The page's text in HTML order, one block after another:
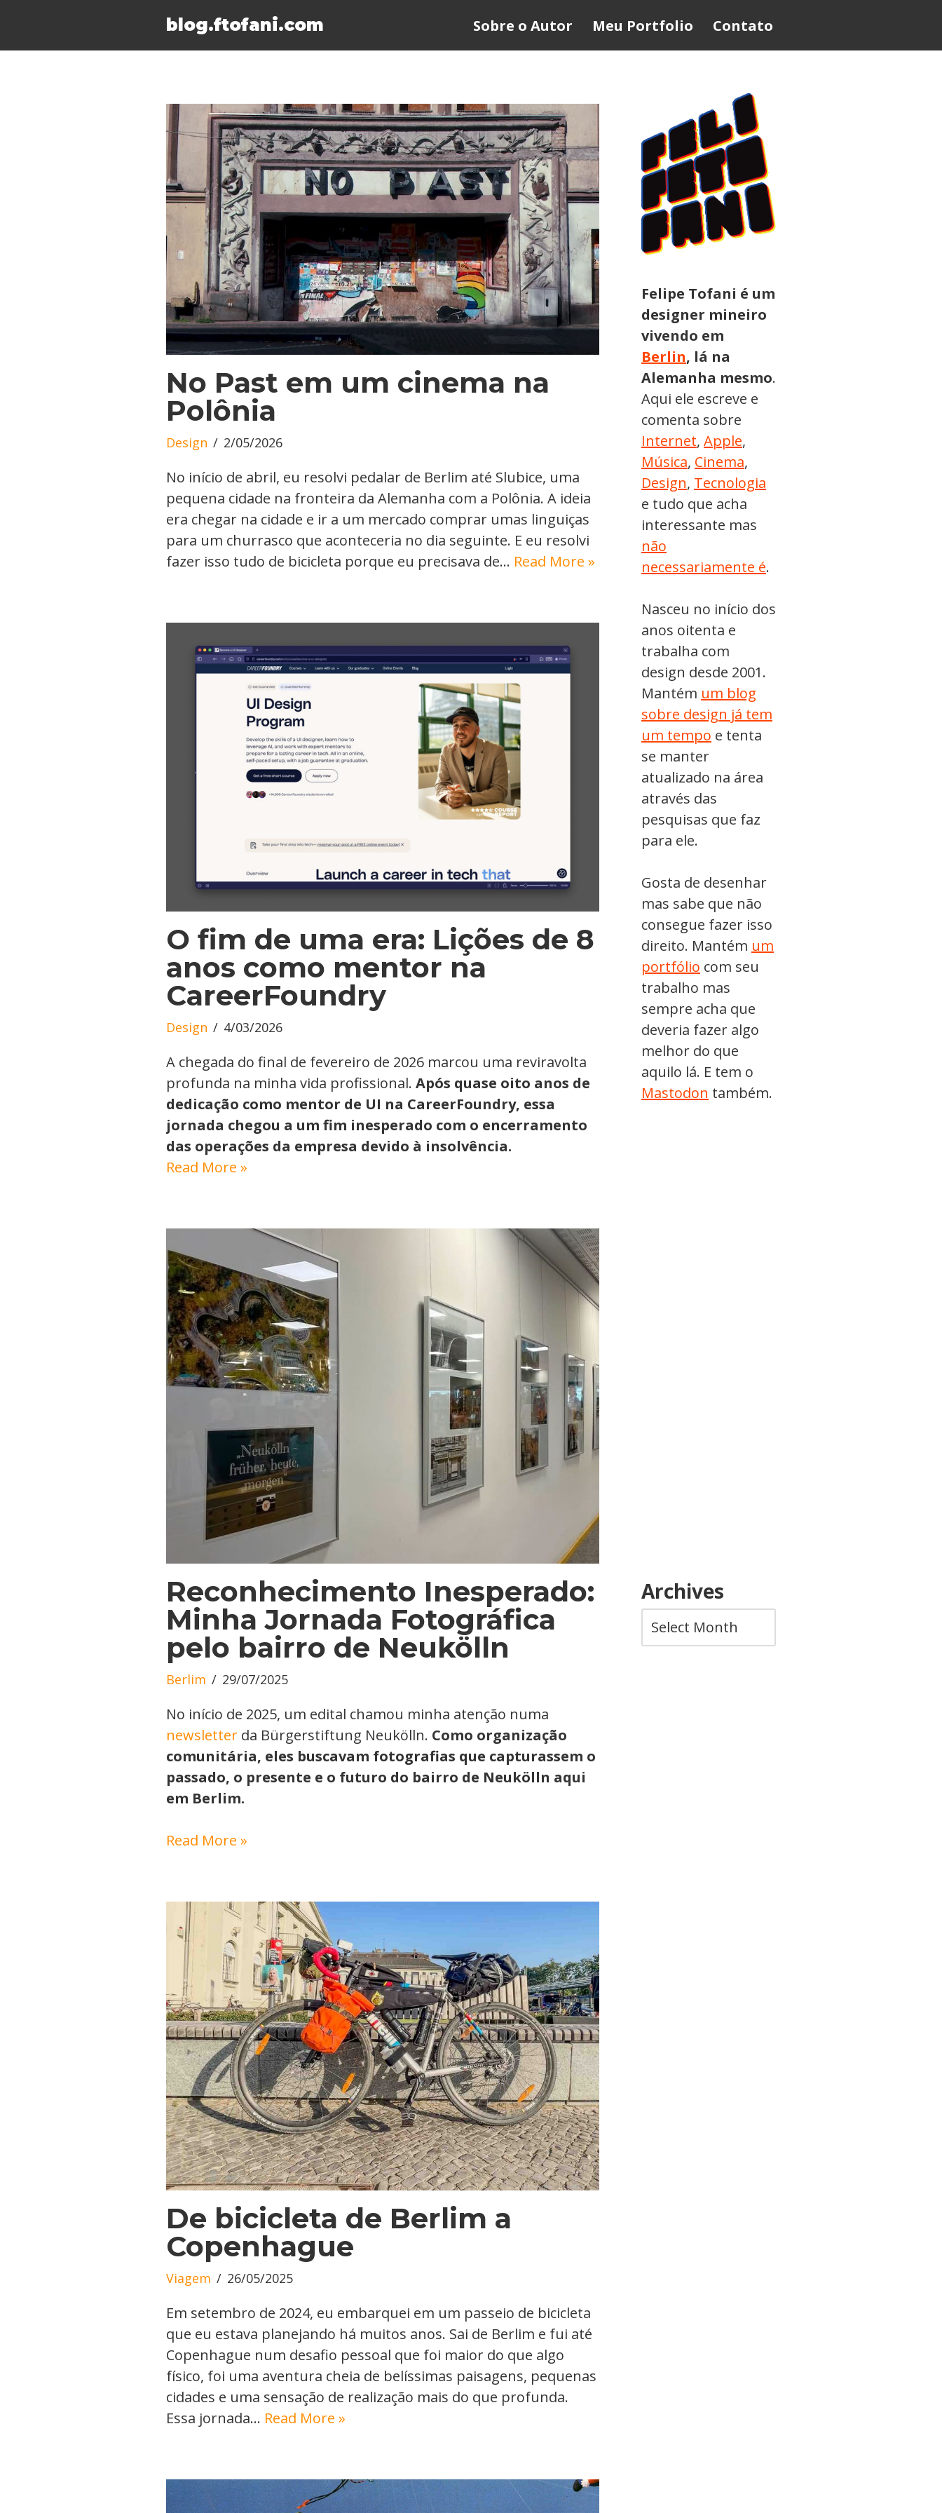
blog.ftofani.com Sobre o Autor Meu Portfolio Contato
No Past em um cinema na
Polônia
Design 2/05/2026
No início de abril, eu resolvi pedalar de Berlim até Slubice, uma
pequena cidade na fronteira da Alemanha com a Polônia. A ideia
era chegar na cidade e ir a um mercado comprar umas linguiças
para um churrasco que aconteceria no dia seguinte. E eu resolvi
fazer isso tudo de bicicleta porque eu precisava de… Read More »
O fim de uma era: Lições de 8
anos como mentor na
CareerFoundry
Design 4/03/2026
A chegada do final de fevereiro de 2026 marcou uma reviravolta
profunda na minha vida profissional. Após quase oito anos de
dedicação como mentor de UI na CareerFoundry, essa
jornada chegou a um fim inesperado com o encerramento
das operações da empresa devido à insolvência.
Read More »
Reconhecimento Inesperado:
Minha Jornada Fotográfica
pelo bairro de Neukölln
Berlim 29/07/2025
No início de 2025, um edital chamou minha atenção numa
newsletter da Bürgerstiftung Neukölln. Como organização
comunitária, eles buscavam fotografias que capturassem o
passado, o presente e o futuro do bairro de Neukölln aqui
em Berlim.
Read More »
De bicicleta de Berlim a
Copenhague
Viagem 26/05/2025
Em setembro de 2024, eu embarquei em um passeio de bicicleta
que eu estava planejando há muitos anos. Sai de Berlim e fui até
Copenhague num desafio pessoal que foi maior do que algo
físico, foi uma aventura cheia de belíssimas paisagens, pequenas
cidades e uma sensação de realização mais do que profunda.
Essa jornada… Read More »
Felipe Tofani é um
designer mineiro
vivendo em
Berlin, lá na
Alemanha mesmo.
Aqui ele escreve e
comenta sobre
Internet, Apple,
Música, Cinema,
Design, Tecnologia
e tudo que acha
interessante mas
não
necessariamente é.
Nasceu no início dos
anos oitenta e
trabalha com
design desde 2001.
Mantém um blog
sobre design já tem
um tempo e tenta
se manter
atualizado na área
através das
pesquisas que faz
para ele.
Gosta de desenhar
mas sabe que não
consegue fazer isso
direito. Mantém um
portfólio com seu
trabalho mas
sempre acha que
deveria fazer algo
melhor do que
aquilo lá. E tem o
Mastodon também.
Archives